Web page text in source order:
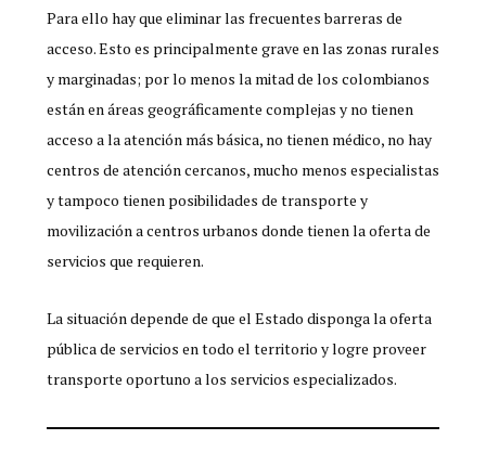
Para ello hay que eliminar las frecuentes barreras de
acceso. Esto es principalmente grave en las zonas rurales
y marginadas; por lo menos la mitad de los colombianos
están en áreas geográficamente complejas y no tienen
acceso a la atención más básica, no tienen médico, no hay
centros de atención cercanos, mucho menos especialistas
y tampoco tienen posibilidades de transporte y
movilización a centros urbanos donde tienen la oferta de
servicios que requieren.
La situación depende de que el Estado disponga la oferta
pública de servicios en todo el territorio y logre proveer
transporte oportuno a los servicios especializados.